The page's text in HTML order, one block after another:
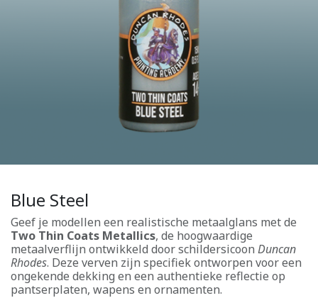
Blue Steel
Geef je modellen een realistische metaalglans met de
Two Thin Coats Metallics, de hoogwaardige
metaalverflijn ontwikkeld door schildersicoon Duncan
Rhodes. Deze verven zijn specifiek ontworpen voor een
ongekende dekking en een authentieke reflectie op
pantserplaten, wapens en ornamenten.